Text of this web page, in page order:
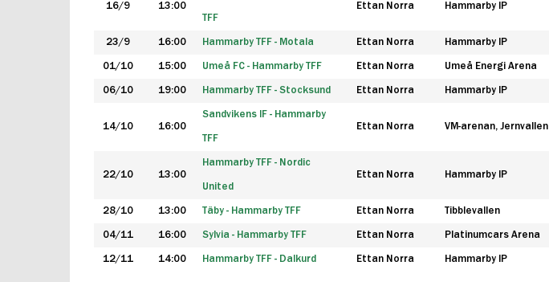
16/9 13:00
TFF
Ettan Norra Hammarby IP
23/9 16:00 Hammarby TFF - Motala Ettan Norra Hammarby IP
01/10 15:00 Umeå FC - Hammarby TFF Ettan Norra Umeå Energi Arena
06/10 19:00 Hammarby TFF - Stocksund Ettan Norra Hammarby IP
14/10 16:00
Sandvikens IF - Hammarby
TFF
Ettan Norra VM-arenan, Jernvallen
22/10 13:00
Hammarby TFF - Nordic
United
Ettan Norra Hammarby IP
28/10 13:00 Täby - Hammarby TFF Ettan Norra Tibblevallen
04/11 16:00 Sylvia - Hammarby TFF Ettan Norra Platinumcars Arena
12/11 14:00 Hammarby TFF - Dalkurd Ettan Norra Hammarby IP